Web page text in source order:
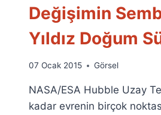
Değişimin
Yıldız Doğum
By
Fuat
Özyar
07 Ocak 2015 Görsel
NASA/ESA Hubble Uzay
kadar evrenin birçok